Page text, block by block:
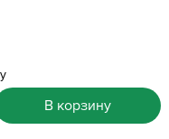
В корзину